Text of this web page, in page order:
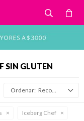
SIN GLUTEN
Recomendados
Iceberg Chef